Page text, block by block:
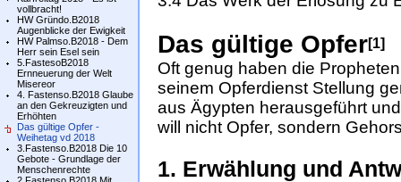
vollbracht!
HW Gründo.B2018
Augenblicke der Ewigkeit
HW Palmso.B2018 - Dem
Herr sein Esel sein
5.FastesoB2018
Ernneuerung der Welt
Misereor
4. Fastenso.B2018 Glaube
an den Gekreuzigten und
Erhöhten
Das gültige Opfer -
Weihetag vd 2018
3.Fastenso.B2018 Die 10
Gebote - Grundlage der
Menschenrechte
Das gültige Op­fer[1]
Oft ge­nug ha­ben die
sei­nem Op­fer­dienst Stel­lung
aus Ägyp­ten her­aus­ge­führt
will nicht Op­fer, son­dern
1. Erwäh­lung und